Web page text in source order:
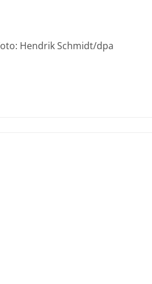
Hendrik Schmidt/dpa